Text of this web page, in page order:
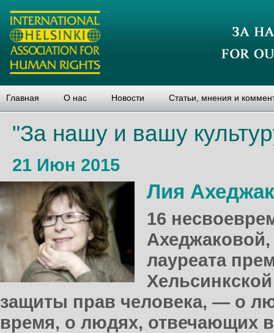
Главная О нас Новости Статьи, мнения и
"За нашу и вашу
21 Июн 2015
Лия
16
лауреата
защиты прав человека, — о
время, о людях, отвечающих